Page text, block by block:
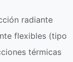
radiante
flexibles (tipo
térmicas